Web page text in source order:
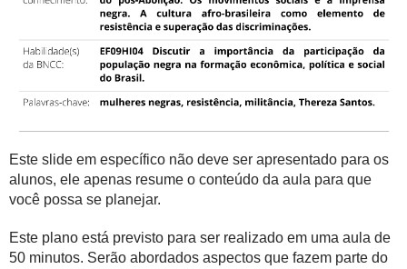
Este slide em específico não deve ser apresentado para os
alunos, ele apenas resume o conteúdo da aula para que
você possa se planejar.
Este plano está previsto para ser realizado em uma aula de
50 minutos. Serão abordados aspectos que fazem parte do